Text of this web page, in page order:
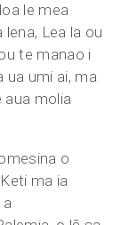
le mea
lena, Lea la ou
te manao i
ua umi ai, ma
aua molia
o
ma ia
a